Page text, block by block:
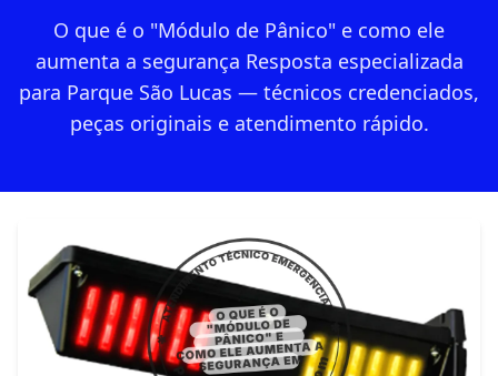
O que é o "Módulo de Pânico" e como ele
aumenta a segurança Resposta especializada
para Parque São Lucas — técnicos credenciados,
peças originais e atendimento rápido.